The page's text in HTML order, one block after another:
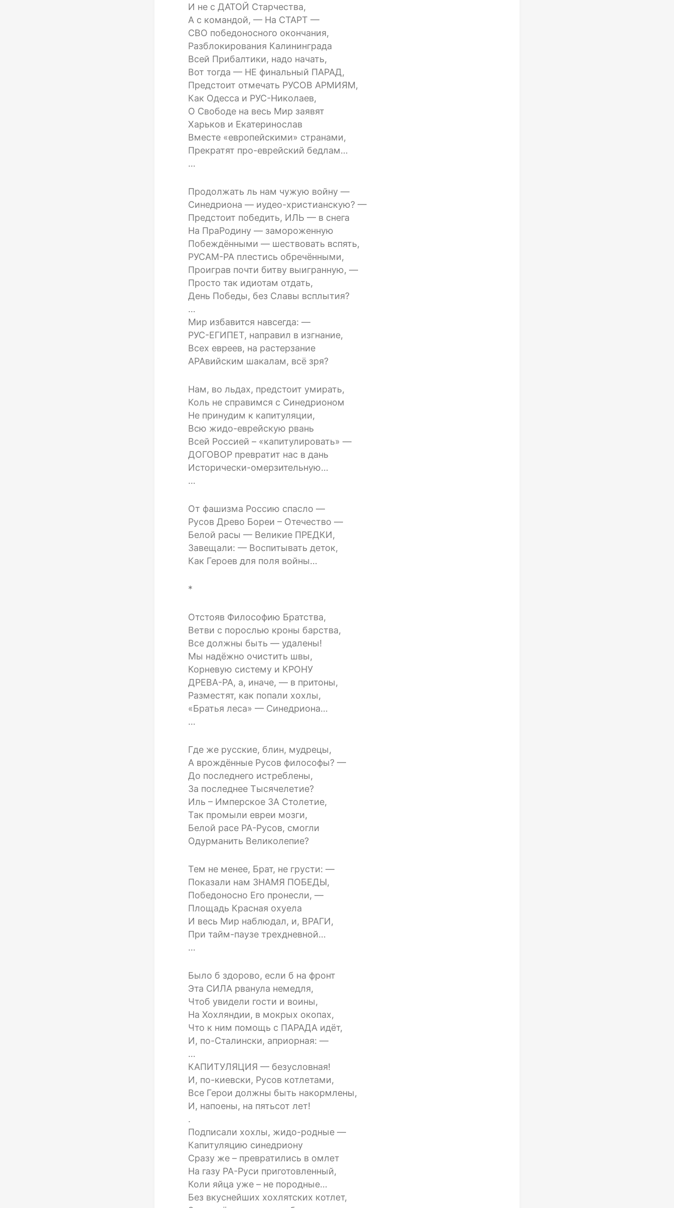
И не с ДАТОЙ Старчества,
А с командой, — На СТАРТ —
СВО победоносного окончания,
Разблокирования Калининграда
Всей Прибалтики, надо начать,
Вот тогда — НЕ финальный ПАРАД,
Предстоит отмечать РУСОВ АРМИЯМ,
Как Одесса и РУС-Николаев,
О Свободе на весь Мир заявят
Харьков и Екатеринослав
Вместе «европейскими» странами,
Прекратят про-еврейский бедлам…
…
Продолжать ль нам чужую войну —
Синедриона — иудео-христианскую? —
Предстоит победить, ИЛЬ — в снега
На ПраРодину — замороженную
Побеждёнными — шествовать вспять,
РУСАМ-РА плестись обречёнными,
Проиграв почти битву выигранную, —
Просто так идиотам отдать,
День Победы, без Славы всплытия?
…
Мир избавится навсегда: —
РУС-ЕГИПЕТ, направил в изгнание,
Всех евреев, на растерзание
АРАвийским шакалам, всё зря?
Нам, во льдах, предстоит умирать,
Коль не справимся с Синедрионом
Не принудим к капитуляции,
Всю жидо-еврейскую рвань
Всей Россией – «капитулировать» —
ДОГОВОР превратит нас в дань
Исторически-омерзительную…
…
От фашизма Россию спасло —
Русов Древо Бореи – Отечество —
Белой расы — Великие ПРЕДКИ,
Завещали: — Воспитывать деток,
Как Героев для поля войны…
*
Отстояв Философию Братства,
Ветви с порослью кроны барства,
Все должны быть — удалены!
Мы надёжно очистить швы,
Корневую систему и КРОНУ
ДРЕВА-РА, а, иначе, — в притоны,
Разместят, как попали хохлы,
«Братья леса» — Синедриона…
…
Где же русские, блин, мудрецы,
А врождённые Русов философы? —
До последнего истреблены,
За последнее Тысячелетие?
Иль – Имперское ЗА Столетие,
Так промыли евреи мозги,
Белой расе РА-Русов, смогли
Одурманить Великолепие?
Тем не менее, Брат, не грусти: —
Показали нам ЗНАМЯ ПОБЕДЫ,
Победоносно Его пронесли, —
Площадь Красная охуела
И весь Мир наблюдал, и, ВРАГИ,
При тайм-паузе трехдневной…
…
Было б здорово, если б на фронт
Эта СИЛА рванула немедля,
Чтоб увидели гости и воины,
На Хохляндии, в мокрых окопах,
Что к ним помощь с ПАРАДА идёт,
И, по-Сталински, априорная: —
…
КАПИТУЛЯЦИЯ — безусловная!
И, по-киевски, Русов котлетами,
Все Герои должны быть накормлены,
И, напоены, на пятьсот лет!
.
Подписали хохлы, жидо-родные —
Капитуляцию синедриону
Сразу же – превратились в омлет
На газу РА-Руси приготовленный,
Коли яйца уже – не породные…
Без вкуснейших хохлятских котлет,